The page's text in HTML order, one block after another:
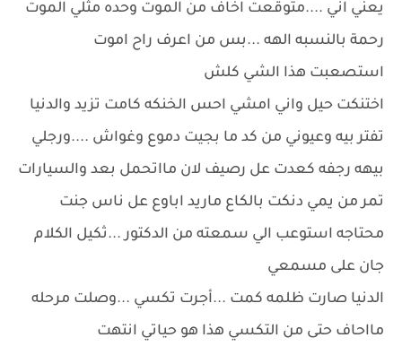
يعني اني ....متوقعت اخاف من الموت وحده مثلي الموت
رحمة بالنسبه الهه ...بس من اعرف راح اموت
استصعبت هذا الشي كلش
اختنكت حيل واني امشي احس الخنكه كامت تزيد والدنيا
تفتر بيه وعيوني من كد ما بجيت دموع وغواش ....ورجلي
بيهه رجفه كعدت عل رصيف لان مااتحمل بعد والسيارات
تمر من يمي دنكت بالكاع ماريد اباوع عل ناس جنت
محتاجه استوعب الي سمعته من الدكتور ...ثكيل الكلام
جان على مسمعي
الدنيا صارت ظلمه كمت ...أجرت تكسي ...وصلت مرحله
مااحاف حتى من التكسي هذا هو حياتي انتهت